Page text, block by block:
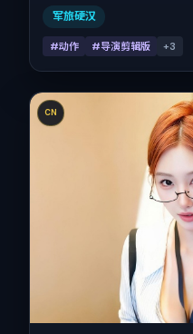
记日 2025-07-04），全片
军旅硬汉
#动作 #导演剪辑版 +3
CN